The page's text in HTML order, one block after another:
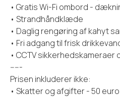
• Gratis Wi-Fi ombord -
• Strandhåndklæde
• Daglig rengøring af kahyt
• Fri adgang til frisk
• CCTV sikkerhedskameraer
-----
Prisen inkluderer ikke:
• Skatter og afgifter - 50